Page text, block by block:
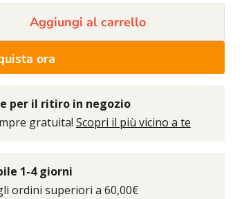
Aggiungi al carrello
ora
per il ritiro in negozio
gratuita! Scopri il più vicino a te
1-4 giorni
ordini superiori a 60,00€